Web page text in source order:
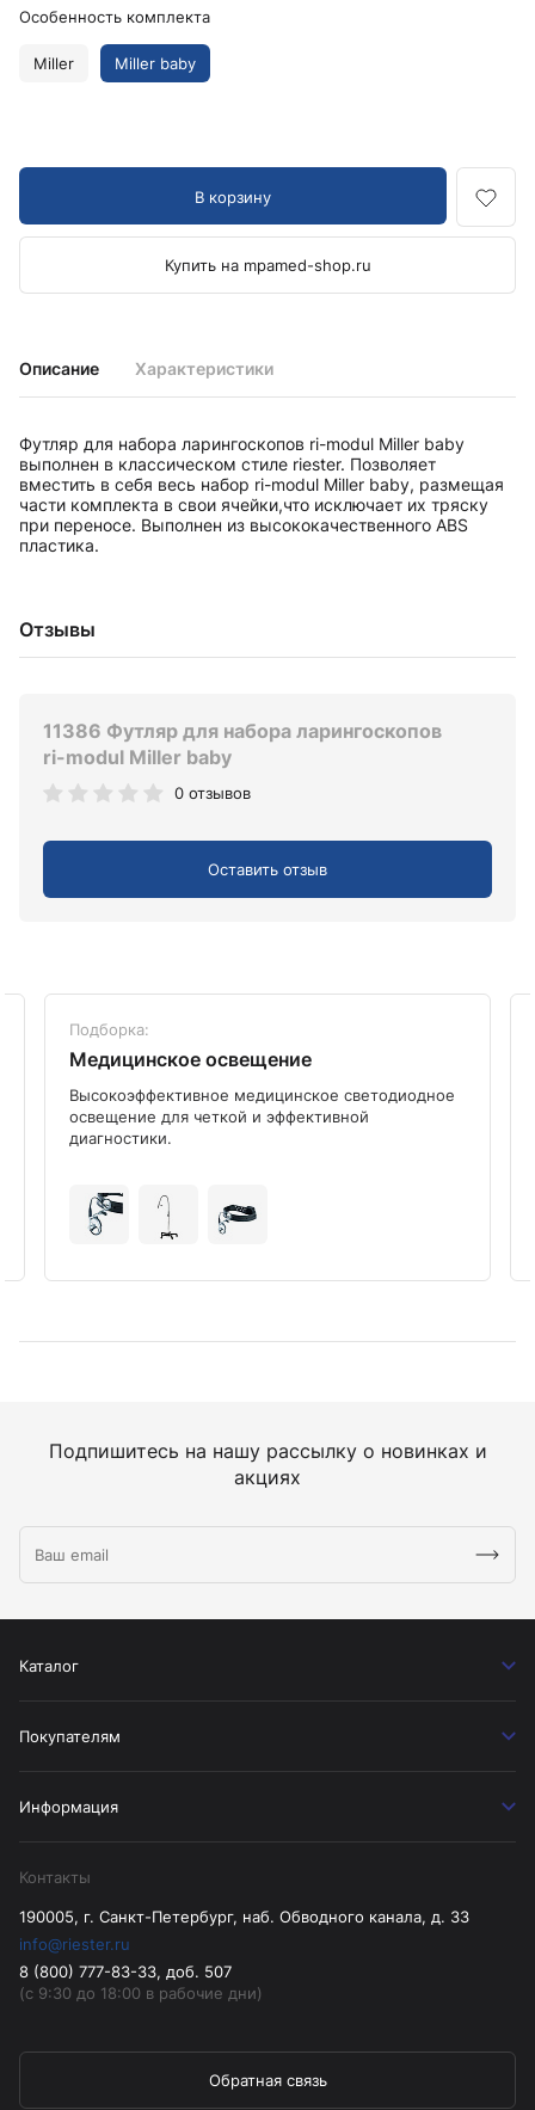
Описание Характеристики
Футляр для набора ларингоскопов ri-modul Miller baby
выполнен в классическом стиле riester. Позволяет
вместить в себя весь набор ri-modul Miller baby, размещая
части комплекта в свои ячейки,что исключает их тряску
при переносе. Выполнен из высококачественного ABS
пластика.
Отзывы
11386 Футляр для набора ларингоскопов
ri-modul Miller baby
0 отзывов
Оставить отзыв
Особенность комплекта
Miller Miller baby
В корзину
Купить на mpamed-shop.ru
Подборка:
Медицинское освещение
Высокоэффективное медицинское светодиодное
освещение для четкой и эффективной
диагностики.
Подпишитесь на нашу рассылку о новинках и
акциях
Каталог
Покупателям
Информация
Контакты
190005, г. Санкт-Петербург, наб. Обводного канала, д. 33
info@riester.ru
8 (800) 777-83-33, доб. 507
(с 9:30 до 18:00 в рабочие дни)
Обратная связь